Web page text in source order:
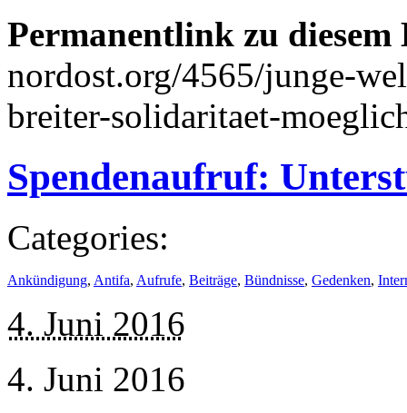
Permanentlink zu
nordost.org/4565/junge-
breiter-solidaritaet-
Spendenaufruf:
Categories:
Ankündigung, Antifa, Aufrufe, Beiträge, Bündnisse, Gedenken,
4. Juni 2016
4. Juni 2016